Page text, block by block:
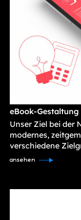
eBook-
Unser Ziel bei der
modernes,
verschiedene
ansehen